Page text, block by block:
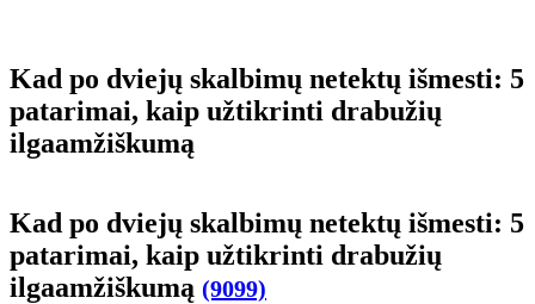
Kad po dviejų skalbimų netektų išmesti: 5
patarimai, kaip užtikrinti drabužių
ilgaamžiškumą
Kad po dviejų skalbimų netektų išmesti: 5
patarimai, kaip užtikrinti drabužių
ilgaamžiškumą (9099)